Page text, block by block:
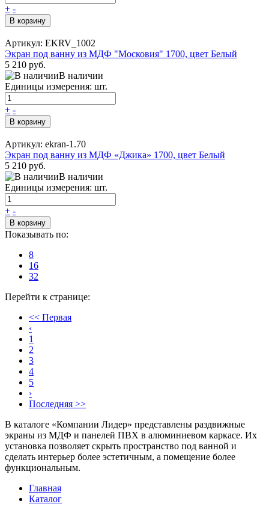
+ -
В корзину
Артикул: EKRV_1002
Экран под ванну из МДФ "Московия" 1700, цвет Белый
5 210 руб.
В наличии
Единицы измерения: шт.
+ -
В корзину
Артикул: ekran-1.70
Экран под ванну из МДФ «Джика» 1700, цвет Белый
5 210 руб.
В наличии
Единицы измерения: шт.
+ -
В корзину
Показывать по:
8
16
32
Перейти к странице:
<< Первая
‹
1
2
3
4
5
›
Последняя >>
В каталоге «Компании Лидер» представлены раздвижные
экраны из МДФ и панелей ПВХ в алюминиевом каркасе. Их
установка позволяет скрыть пространство под ванной и
сделать интерьер более эстетичным, а помещение более
функциональным.
Главная
Каталог